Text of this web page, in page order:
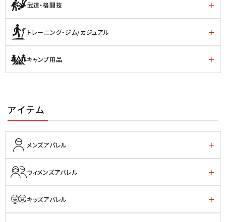
武道・格闘技
トレーニング・ジム/カジュアル
キャンプ用品
アイテム
メンズアパレル
ウィメンズアパレル
キッズアパレル